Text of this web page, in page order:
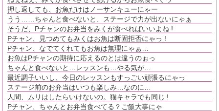
押し返しても、お魚だけはノーサンキューにゃー
うう……ちゃんと食べないと、ステージで力が出ないにゃぁ
そうだ、Pチャンのお弁当をみくが食べればいいよね !
Pチャン、見つめてもみくはお魚は断固拒否にゃっ !
Pチャン、なでてくれてもお魚は無理にゃぁ…
お魚はPチャンの期待に応えるのとは違うのぉっ
ちゃんと食べないと…レッスンも…やる気が…
最近調子いいし、今日のレッスンもすっごい頑張るにゃっ
ステージ前のお弁当はいつも楽しみ…なのに…
人間、ムリはしたらいけないの。猫キャラでも同じ !
Pチャン、ちゃんとお弁当食べてる？ご飯大事にゃ